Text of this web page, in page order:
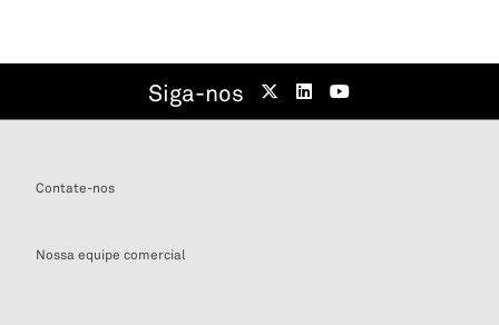
Siga-nos
Contate-nos
Nossa equipe comercial